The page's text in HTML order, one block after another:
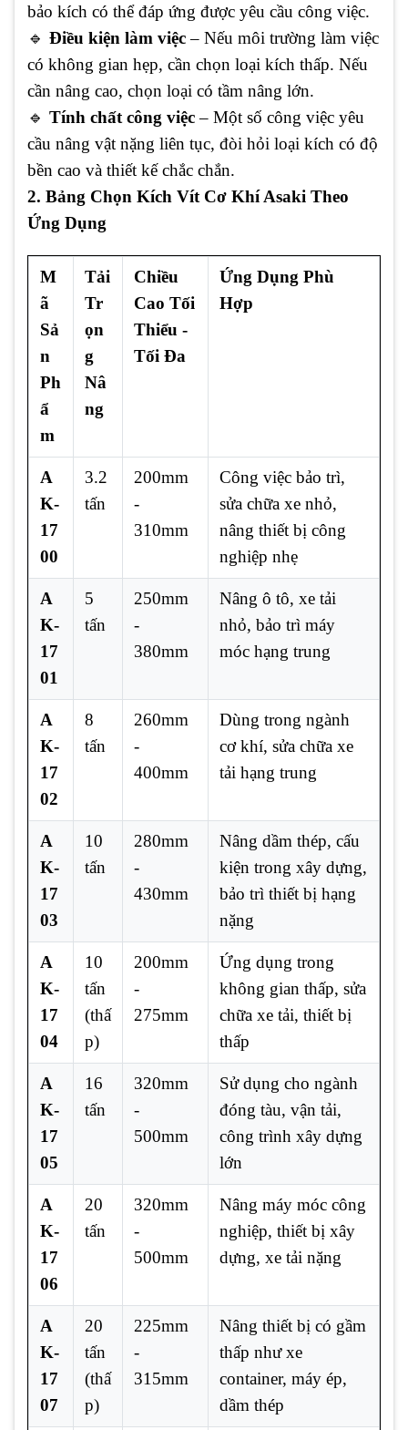
bảo kích có thể đáp ứng được yêu cầu công việc.
🔹 Điều kiện làm việc– Nếu môi trường làm việc
có không gian hẹp, cần chọn loại kích thấp. Nếu
cần nâng cao, chọn loại có tầm nâng lớn.
🔹 Tính chất công việc– Một số công việc yêu
cầu nâng vật nặng liên tục, đòi hỏi loại kích có độ
bền cao và thiết kế chắc chắn.
2. Bảng Chọn Kích Vít Cơ Khí Asaki Theo
Ứng Dụng
M
ã
Sả
n
Ph
ẩ
m
Tải
Tr
ọn
g
Nâ
ng
Chiều
Cao Tối
Thiểu -
Tối Đa
Ứng Dụng Phù
Hợp
A
K-
17
00
3.2
tấn
200mm
-
310mm
Công việc bảo trì,
sửa chữa xe nhỏ,
nâng thiết bị công
nghiệp nhẹ
A
K-
17
01
5
tấn
250mm
-
380mm
Nâng ô tô, xe tải
nhỏ, bảo trì máy
móc hạng trung
A
K-
17
02
8
tấn
260mm
-
400mm
Dùng trong ngành
cơ khí, sửa chữa xe
tải hạng trung
A
K-
17
03
10
tấn
280mm
-
430mm
Nâng dầm thép, cấu
kiện trong xây dựng,
bảo trì thiết bị hạng
nặng
A
K-
17
04
10
tấn
(thấ
p)
200mm
-
275mm
Ứng dụng trong
không gian thấp, sửa
chữa xe tải, thiết bị
thấp
A
K-
17
05
16
tấn
320mm
-
500mm
Sử dụng cho ngành
đóng tàu, vận tải,
công trình xây dựng
lớn
A
K-
17
06
20
tấn
320mm
-
500mm
Nâng máy móc công
nghiệp, thiết bị xây
dựng, xe tải nặng
A
K-
17
07
20
tấn
(thấ
p)
225mm
-
315mm
Nâng thiết bị có gầm
thấp như xe
container, máy ép,
dầm thép